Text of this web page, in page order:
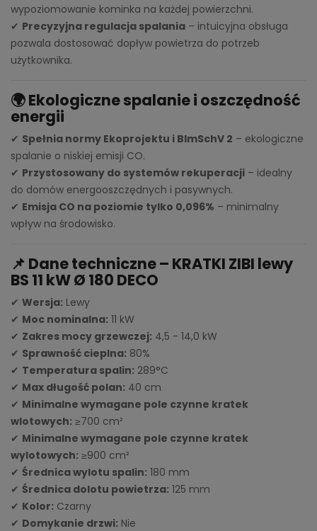
wypoziomowanie kominka na każdej powierzchni.
✔ Precyzyjna regulacja spalania – intuicyjna obsługa
pozwala dostosować dopływ powietrza do potrzeb
użytkownika.
🌍 Ekologiczne spalanie i oszczędność
energii
✔ Spełnia normy Ekoprojektu i BImSchV 2 – ekologiczne
spalanie o niskiej emisji CO.
✔ Przystosowany do systemów rekuperacji – idealny
do domów energooszczędnych i pasywnych.
✔ Emisja CO na poziomie tylko 0,096% – minimalny
wpływ na środowisko.
📌 Dane techniczne – KRATKI ZIBI lewy
BS 11 kW Ø 180 DECO
✔ Wersja: Lewy
✔ Moc nominalna: 11 kW
✔ Zakres mocy grzewczej: 4,5 - 14,0 kW
✔ Sprawność cieplna: 80%
✔ Temperatura spalin: 289°C
✔ Max długość polan: 40 cm
✔ Minimalne wymagane pole czynne kratek
wlotowych: ≥700 cm²
✔ Minimalne wymagane pole czynne kratek
wylotowych: ≥900 cm²
✔ Średnica wylotu spalin: 180 mm
✔ Średnica dolotu powietrza: 125 mm
✔ Kolor: Czarny
✔ Domykanie drzwi: Nie